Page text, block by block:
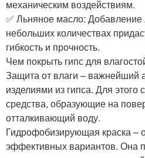
механическим воздействиям.
✅ Льняное масло: Добавление
небольших количествах
гибкость и прочность.
Чем покрыть гипс для
Защита от влаги – важнейший
изделиями из гипса. Для
средства, образующие на
отталкивающий воду.
Гидрофобизирующая краска –
эффективных вариантов. Она